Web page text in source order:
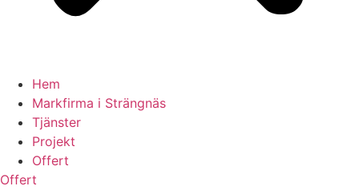
Hem
Markfirma i Strängnäs
Tjänster
Projekt
Offert
Offert